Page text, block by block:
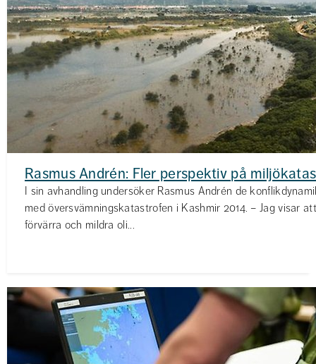
Rasmus Andrén: Fler perspektiv på
I sin avhandling undersöker Rasmus Andrén de
med översvämningskatastrofen i Kashmir 2014. – Jag visar
förvärra och mildra oli...